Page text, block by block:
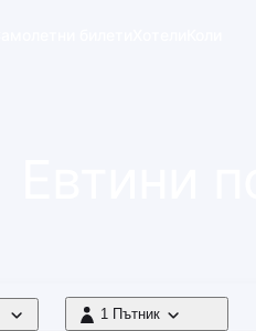
1 Пътник
1 Пътник